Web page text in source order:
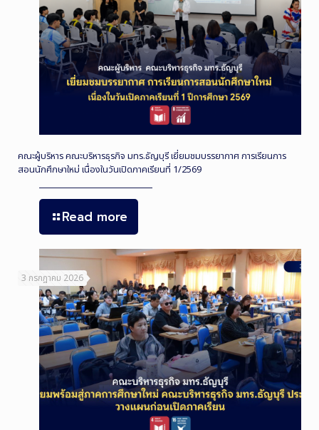
คณะผู้บริหาร คณะบริหารธุรกิจ มทร.ธัญบุรี เยี่ยมชมบรรยากาศ การเรียนการ
สอนนักศึกษาใหม่ เนื่องในวันเปิดภาคเรียนที่ 1/2569
Read more
3 กรกฎาคม 2026